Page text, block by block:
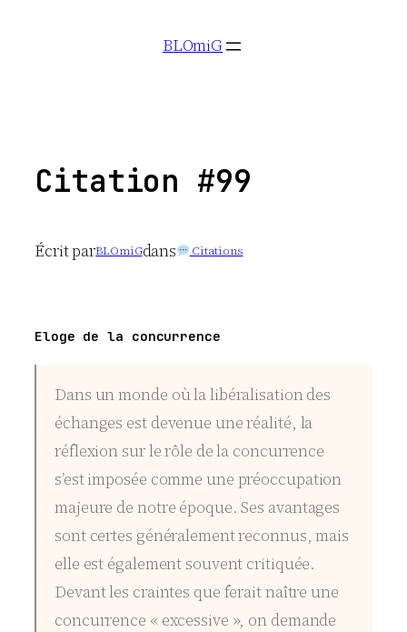
BLOmiG
Citation #99
Écrit parBLOmiGdans Citations
Eloge de la concurrence
Dans un monde où la libéralisation des
échanges est devenue une réalité, la
réflexion sur le rôle de la concurrence
s’est imposée comme une préoccupation
majeure de notre époque. Ses avantages
sont certes généralement reconnus, mais
elle est également souvent critiquée.
Devant les craintes que ferait naître une
concurrence « excessive », on demande